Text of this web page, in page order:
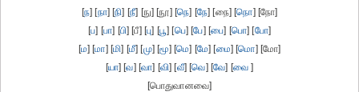
[ந] [நா] [நி] [நீ] [நு] [நூ] [நெ] [நே] [நை] [நொ] [நோ]
[ப] [பா] [பி] [பீ] [பு] [பூ] [பெ] [பே] [பை] [பொ] [போ]
[ம] [மா] [மி] [மீ] [மு] [மூ] [மெ] [மே] [மை] [மொ] [மோ]
[யா] [வ] [வா] [வி] [வீ] [வெ] [வே] [வை]
[பொதுவானவை]